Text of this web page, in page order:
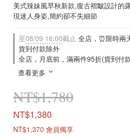
美式辣妹風早秋新款,復古褶皺設計的
現迷人身姿,簡約卻不失細節
至08/09 16:00截止 全店，⏰限時兩
貨到付款除外
全店，月底前，滿兩件95折(貨到付
查看更多
NT$1,780
NT$1,380
NT$1,370 會員獨享